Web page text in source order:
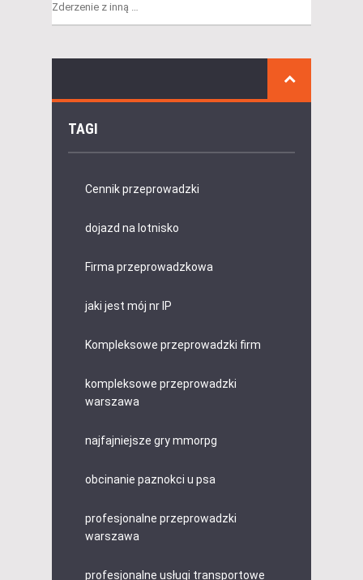
Zderzenie z inną …
TAGI
Cennik przeprowadzki
dojazd na lotnisko
Firma przeprowadzkowa
jaki jest mój nr IP
Kompleksowe przeprowadzki firm
kompleksowe przeprowadzki
warszawa
najfajniejsze gry mmorpg
obcinanie paznokci u psa
profesjonalne przeprowadzki
warszawa
profesjonalne usługi transportowe